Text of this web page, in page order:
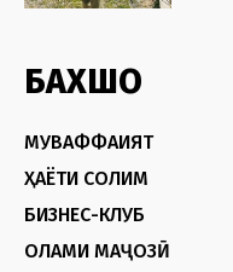
БАХШҲО
МУВАФФАҚИЯТ
ҲАЁТИ СОЛИМ
БИЗНЕС-КЛУБ
ОЛАМИ МАҶОЗӢ